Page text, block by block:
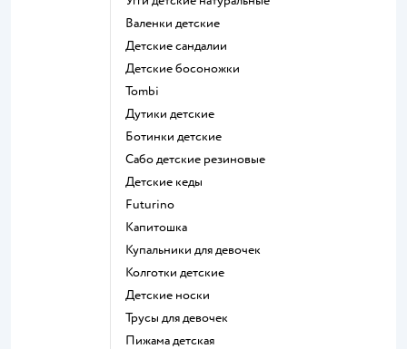
Валенки детские
Детские сандалии
Детские босоножки
Tombi
Дутики детские
Ботинки детские
Сабо детские резиновые
Детские кеды
Futurino
Капитошка
Купальники для девочек
Колготки детские
Детские носки
Трусы для девочек
Пижама детская